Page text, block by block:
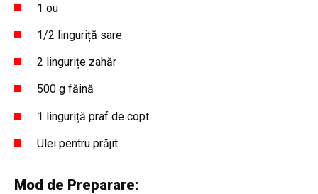
1 ou
1/2 linguriță sare
2 lingurițe zahăr
500 g făină
1 linguriță praf de copt
Ulei pentru prăjit
Mod de Preparare: